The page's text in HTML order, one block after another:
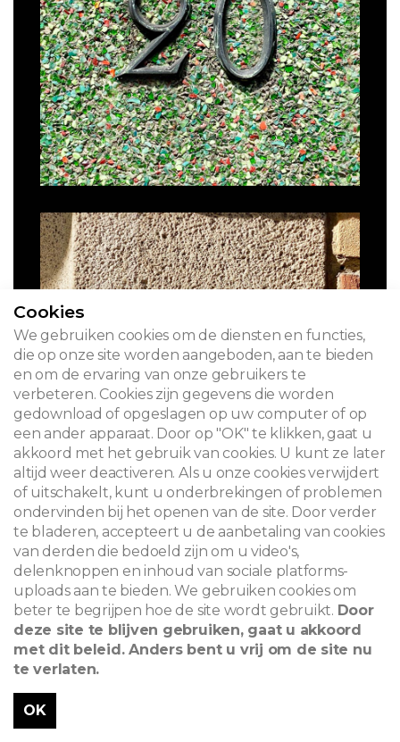
Cookies
We gebruiken cookies om de diensten en functies,
die op onze site worden aangeboden, aan te bieden
en om de ervaring van onze gebruikers te
verbeteren. Cookies zijn gegevens die worden
gedownload of opgeslagen op uw computer of op
een ander apparaat. Door op "OK" te klikken, gaat u
akkoord met het gebruik van cookies. U kunt ze later
altijd weer deactiveren. Als u onze cookies verwijdert
of uitschakelt, kunt u onderbrekingen of problemen
ondervinden bij het openen van de site. Door verder
te bladeren, accepteert u de aanbetaling van cookies
van derden die bedoeld zijn om u video's,
delenknoppen en inhoud van sociale platforms-
uploads aan te bieden. We gebruiken cookies om
beter te begrijpen hoe de site wordt gebruikt. Door
deze site te blijven gebruiken, gaat u akkoord
met dit beleid. Anders bent u vrij om de site nu
te verlaten.
OK